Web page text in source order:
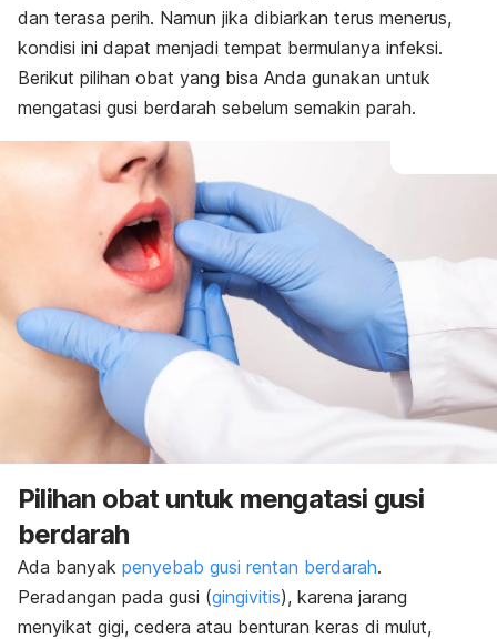
dan terasa perih. Namun jika dibiarkan terus menerus,
kondisi ini dapat menjadi tempat bermulanya infeksi.
Berikut pilihan obat yang bisa Anda gunakan untuk
mengatasi gusi berdarah sebelum semakin parah.
Pilihan obat untuk mengatasi gusi
berdarah
Ada banyak penyebab gusi rentan berdarah.
Peradangan pada gusi (gingivitis), karena jarang
menyikat gigi, cedera atau benturan keras di mulut,